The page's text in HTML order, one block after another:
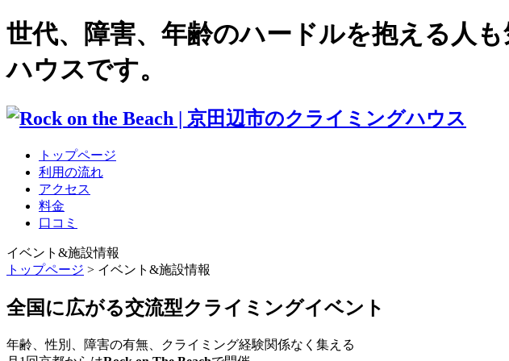
世代、障害、年齢のハードルを抱える人
ハウスです。
トップページ
利用の流れ
アクセス
料金
口コミ
イベント&施設情報
トップページ > イベント&施設情報
全国に広がる交流型クライミングイベント
年齢、性別、障害の有無、クライミング経験関係なく集える